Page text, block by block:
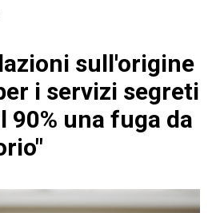
sull'origine
i servizi segreti
90% una fuga da